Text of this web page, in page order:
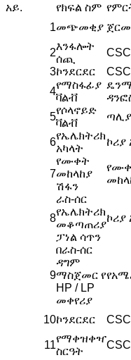
አይ. የክፍል ስም
1መጭመቂያ
2
እንፋሎት
ሰጪ
3ኮንደርደር
4
የማስፋፊያ
ቫልቭ
5
የሶላኖይድ
ቫልቭ
6
የኤሌክትሪክ
አካላት
ኮሪያ
7
የሙቀት
መከላከያ
ሽፋን
8
ራስ-ሰር
የኤሌክትሪክ
መቆጣጠሪያ
ፓነል ሳጥን
ኮሪያ
9
በራስ-ሰር
ዳግም
ማስጀመር የ
HP / LP
መቀየሪያ
10ኮንደርደር
11
የማቀዝቀዣ
ስርዓት